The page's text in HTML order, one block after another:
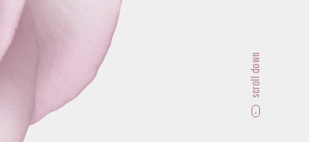
scroll down